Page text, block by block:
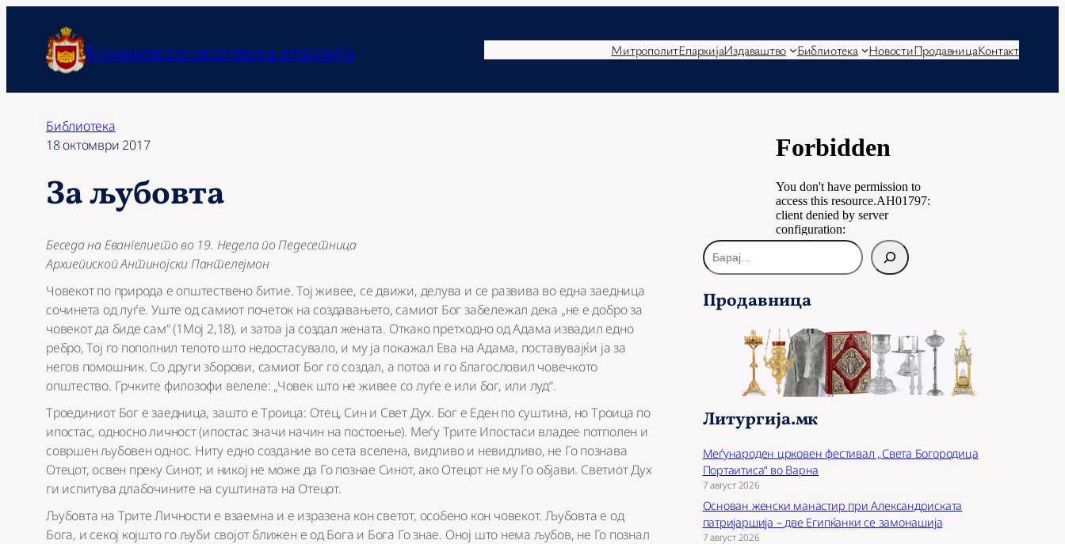
содржината
Кумановско-осоговска епархија МитрополитЕпархијаИздаваштво Библиотека НовостиПродавницаКонтакт
Библиотека
18 октомври 2017
За љубовта
Беседа на Евангелието во 19. Недела по Педесетница
Архиепископ Антинојски Пантелејмон
Човекот по природа е општествено битие. Тој живее, се движи, делува и се развива во една заедница
сочинета од луѓе. Уште од самиот почеток на создавањето, самиот Бог забележал дека „не е добро за
човекот да биде сам“ (1Мој 2,18), и затоа ја создал жената. Откако претходно од Адама извадил едно
ребро, Тој го пополнил телото што недостасувало, и му ја покажал Ева на Адама, поставувајќи ја за
негов помошник. Со други зборови, самиот Бог го создал, а потоа и го благословил човечкото
општество. Грчките филозофи велеле: „Човек што не живее со луѓе е или бог, или луд“.
Троединиот Бог е заедница, зашто е Троица: Отец, Син и Свет Дух. Бог е Еден по суштина, но Троица по
ипостас, односно личност (ипостас значи начин на постоење). Меѓу Трите Ипостаси владее потполен и
совршен љубовен однос. Ниту едно создание во сета вселена, видливо и невидливо, не Го познава
Отецот, освен преку Синот; и никој не може да Го познае Синот, ако Отецот не му Го објави. Светиот Дух
ги испитува длабочините на суштината на Отецот.
Љубовта на Трите Личности е взаемна и е изразена кон светот, особено кон човекот. Љубовта е од
Бога, и секој којшто го љуби својот ближен е од Бога и Бога Го знае. Оној што нема љубов, не Го познал
Б
а
а
Продавница
Литургија.мк
Меѓународен црковен фестивал „Света Богородица
Портаитиса“ во Варна
7 август 2026
Основан женски манастир при Александриската
патријаршија – две Египќанки се замонашија
7 август 2026